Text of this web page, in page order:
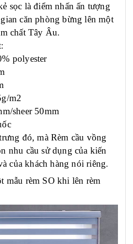
sọc là điểm nhấn ấn tượng
căn phòng bừng lên một
chất Tây Âu.
polyester
m2
sheer 50mm
đó, mà Rèm cầu vồng
nhu cầu sử dụng của kiến
của khách hàng nói riêng.
mẫu rèm SO khi lên rèm